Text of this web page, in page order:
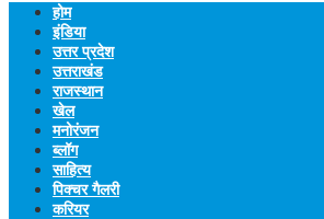
होम
इंडिया
उत्तर प्रदेश
उत्तराखंड
राजस्थान
खेल
मनोरंजन
ब्लॉग
साहित्य
पिक्चर गैलरी
करियर